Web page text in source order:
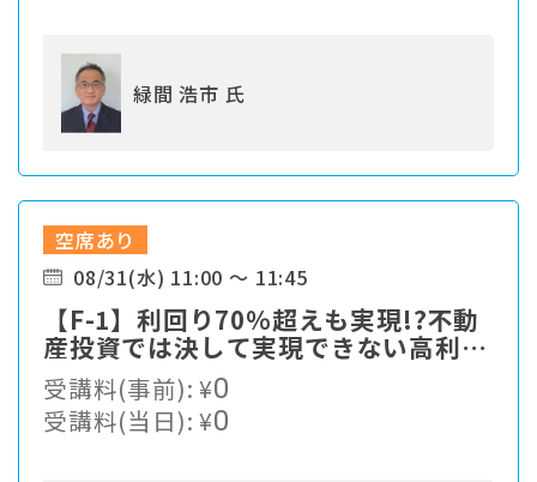
緑間 浩市 氏
空席あり
08/31(水) 11:00 ～ 11:45
【F-1】利回り70％超えも実現!?不動
産投資では決して実現できない高利回
りの最先端資産運用！
受講料(事前):¥0
受講料(当日):¥0